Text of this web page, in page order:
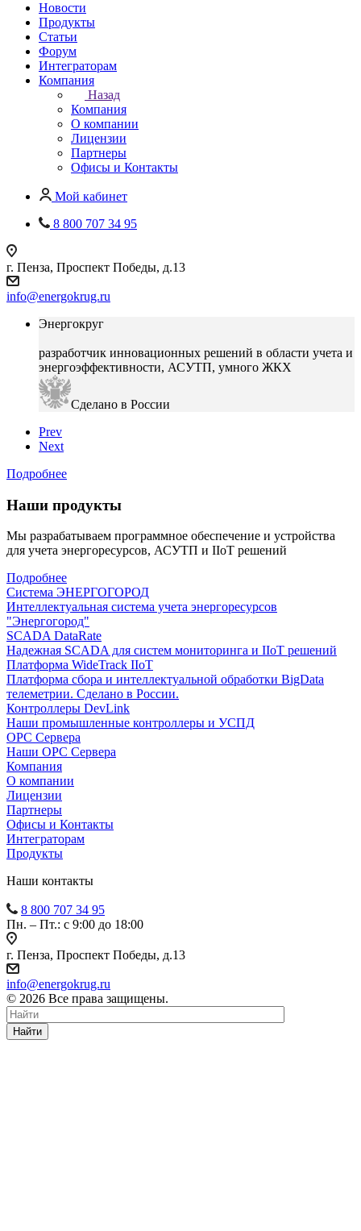
Новости
Продукты
Статьи
Форум
Интеграторам
Компания
Назад
Компания
О компании
Лицензии
Партнеры
Офисы и Контакты
Мой кабинет
8 800 707 34 95
г. Пенза, Проспект Победы, д.13
info@energokrug.ru
Энергокруг
разработчик инновационных решений в области учета и
энергоэффективности, АСУТП, умного ЖКХ
Сделано в России
Prev
Next
Подробнее
Наши продукты
Мы разрабатываем программное обеспечение и устройства
для учета энергоресурсов, АСУТП и IIoT решений
Подробнее
Система ЭНЕРГОГОРОД
Интеллектуальная система учета энергоресурсов
"Энергогород"
SCADA DataRate
Надежная SCADA для систем мониторинга и IIoT решений
Платформа WideTrack IIoT
Платформа сбора и интеллектуальной обработки BigData
телеметрии. Сделано в России.
Контроллеры DevLink
Наши промышленные контроллеры и УСПД
OPC Сервера
Наши OPC Сервера
Компания
О компании
Лицензии
Партнеры
Офисы и Контакты
Интеграторам
Продукты
Наши контакты
8 800 707 34 95
Пн. – Пт.: с 9:00 до 18:00
г. Пенза, Проспект Победы, д.13
info@energokrug.ru
© 2026 Все права защищены.
Найти